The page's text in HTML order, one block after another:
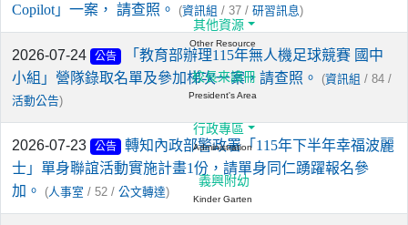
Copilot」一案， 請查照。
(資訊組 / 37 / 研習訊息)
2026-07-24 公告
「教育部辦理115年無人機足球競賽 國中
小組」營隊錄取名單及參加梯次一案，請查照。
(資訊組 / 84 /
活動公告)
2026-07-23 公告
轉知內政部警政署「115年下半年幸福波麗
士」單身聯誼活動實施計畫1份，請單身同仁踴躍報名參
加。
(人事室 / 52 / 公文轉達)
其他資源
Other Resource
校長來讀冊
President's Area
行政專區
Administration
義興附幼
Kinder Garten